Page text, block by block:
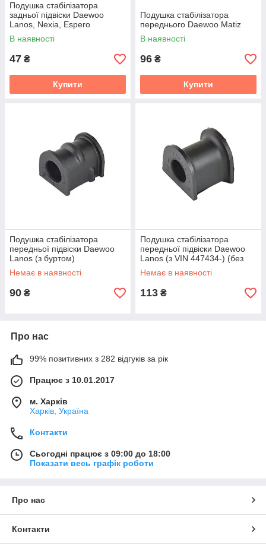
Подушка стабілізатора
задньої підвіски Daewoo
Lanos, Nexia, Espero
В наявності
47 ₴
Купити
Подушка стабілізатора
переднього Daewoo Matiz
В наявності
96 ₴
Купити
Подушка стабілізатора
передньої підвіски Daewoo
Lanos (з буртом)
Немає в наявності
90 ₴
Подушка стабілізатора
передньої підвіски Daewoo
Lanos (з VIN 447434-) (без
бурта)
Немає в наявності
113 ₴
Про нас
99% позитивних з 282 відгуків за рік
Працює з 10.01.2017
м. Харків
Харків, Україна
Контакти
Сьогодні працює з 09:00 до 18:00
Показати весь графік роботи
Про нас
Контакти